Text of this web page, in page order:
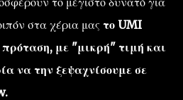
στα χέρια μας το UMI
με "μικρή" τιμή και
να την ξεψαχνίσουμε σε